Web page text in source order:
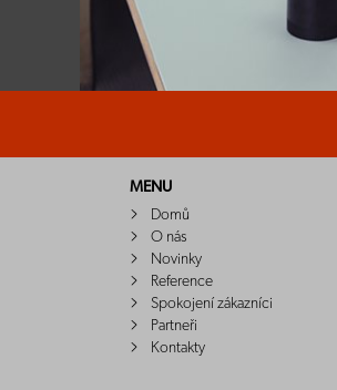
MENU
Domů
O nás
Novinky
Reference
Spokojení zákazníci
Partneři
Kontakty